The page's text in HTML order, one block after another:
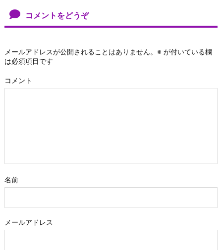
コメントをどうぞ
メールアドレスが公開されることはありません。 ※ が付いている欄
は必須項目です
コメント
名前
メールアドレス